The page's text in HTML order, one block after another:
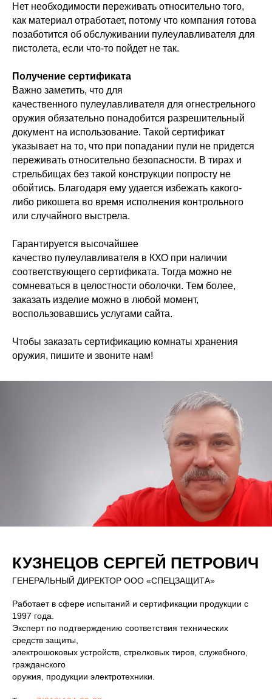
Нет необходимости переживать относительно того,
как материал отработает, потому что компания готова
позаботится об обслуживании пулеулавливателя для
пистолета, если что-то пойдет не так.
Получение сертификата
Важно заметить, что для
качественного пулеулавливателя для огнестрельного
оружия обязательно понадобится разрешительный
документ на использование. Такой сертификат
указывает на то, что при попадании пули не придется
переживать относительно безопасности. В тирах и
стрельбищах без такой конструкции попросту не
обойтись. Благодаря ему удается избежать какого-
либо рикошета во время исполнения контрольного
или случайного выстрела.
Гарантируется высочайшее
качество пулеулавливателя в КХО при наличии
соответствующего сертификата. Тогда можно не
сомневаться в целостности оболочки. Тем более,
заказать изделие можно в любой момент,
воспользовавшись услугами сайта.
Чтобы заказать сертификацию комнаты хранения
оружия, пишите и звоните нам!
КУЗНЕЦОВ СЕРГЕЙ ПЕТРОВИЧ
ГЕНЕРАЛЬНЫЙ ДИРЕКТОР ООО «СПЕЦЗАЩИТА»
Работает в сфере испытаний и сертификации продукции с
1997 года.
Эксперт по подтверждению соответствия технических
средств защиты,
электрошоковых устройств, стрелковых тиров, служебного,
гражданского
оружия, продукции электротехники.